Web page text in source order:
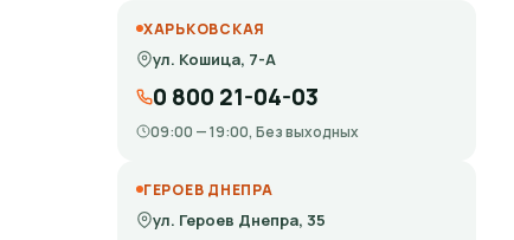
ХАРЬКОВСКАЯ
ул. Кошица, 7-А
0 800 21-04-03
09:00 — 19:00, Без выходных
ГЕРОЕВ ДНЕПРА
ул. Героев Днепра, 35